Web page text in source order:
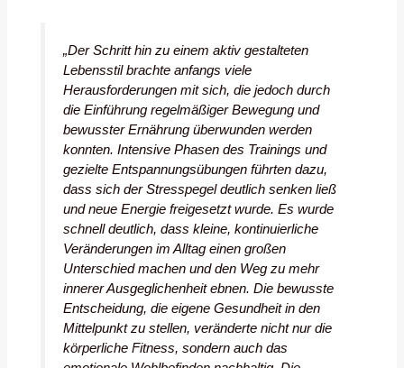
„Der Schritt hin zu einem aktiv gestalteten
Lebensstil brachte anfangs viele
Herausforderungen mit sich, die jedoch durch
die Einführung regelmäßiger Bewegung und
bewusster Ernährung überwunden werden
konnten. Intensive Phasen des Trainings und
gezielte Entspannungsübungen führten dazu,
dass sich der Stresspegel deutlich senken ließ
und neue Energie freigesetzt wurde. Es wurde
schnell deutlich, dass kleine, kontinuierliche
Veränderungen im Alltag einen großen
Unterschied machen und den Weg zu mehr
innerer Ausgeglichenheit ebnen. Die bewusste
Entscheidung, die eigene Gesundheit in den
Mittelpunkt zu stellen, veränderte nicht nur die
körperliche Fitness, sondern auch das